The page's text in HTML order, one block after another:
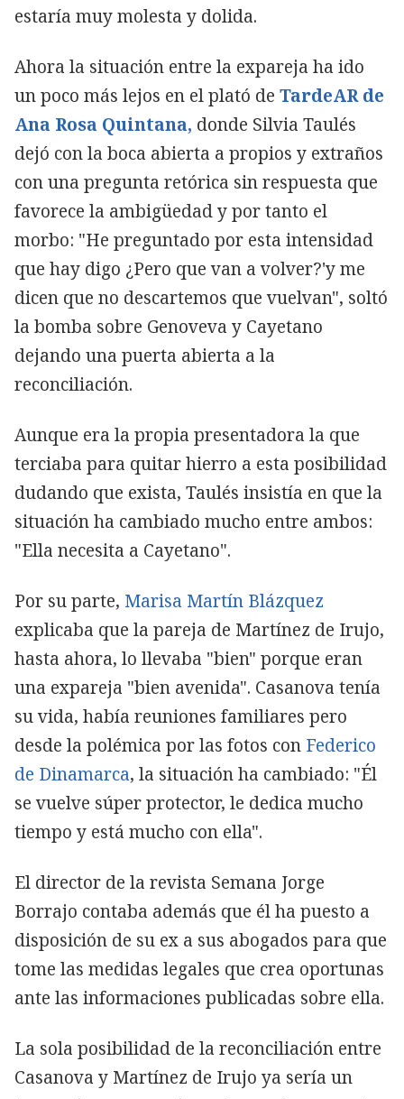
estaría muy molesta y dolida.
Ahora la situación entre la expareja ha ido
un poco más lejos en el plató de TardeAR de
Ana Rosa Quintana, donde Silvia Taulés
dejó con la boca abierta a propios y extraños
con una pregunta retórica sin respuesta que
favorece la ambigüedad y por tanto el
morbo: "He preguntado por esta intensidad
que hay digo ¿Pero que van a volver?'y me
dicen que no descartemos que vuelvan", soltó
la bomba sobre Genoveva y Cayetano
dejando una puerta abierta a la
reconciliación.
Aunque era la propia presentadora la que
terciaba para quitar hierro a esta posibilidad
dudando que exista, Taulés insistía en que la
situación ha cambiado mucho entre ambos:
"Ella necesita a Cayetano".
Por su parte, Marisa Martín Blázquez
explicaba que la pareja de Martínez de Irujo,
hasta ahora, lo llevaba "bien" porque eran
una expareja "bien avenida". Casanova tenía
su vida, había reuniones familiares pero
desde la polémica por las fotos con Federico
de Dinamarca, la situación ha cambiado: "Él
se vuelve súper protector, le dedica mucho
tiempo y está mucho con ella".
El director de la revista Semana Jorge
Borrajo contaba además que él ha puesto a
disposición de su ex a sus abogados para que
tome las medidas legales que crea oportunas
ante las informaciones publicadas sobre ella.
La sola posibilidad de la reconciliación entre
Casanova y Martínez de Irujo ya sería un